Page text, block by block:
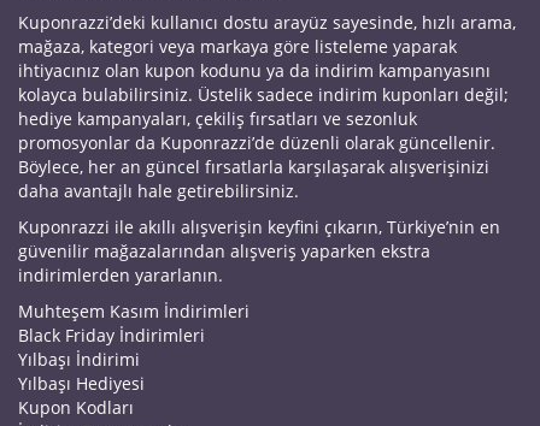
Kuponrazzi’deki kullanıcı dostu arayüz sayesinde, hızlı arama,
mağaza, kategori veya markaya göre listeleme yaparak
ihtiyacınız olan kupon kodunu ya da indirim kampanyasını
kolayca bulabilirsiniz. Üstelik sadece indirim kuponları değil;
hediye kampanyaları, çekiliş fırsatları ve sezonluk
promosyonlar da Kuponrazzi’de düzenli olarak güncellenir.
Böylece, her an güncel fırsatlarla karşılaşarak alışverişinizi
daha avantajlı hale getirebilirsiniz.
Kuponrazzi ile akıllı alışverişin keyfini çıkarın, Türkiye’nin en
güvenilir mağazalarından alışveriş yaparken ekstra
indirimlerden yararlanın.
Muhteşem Kasım İndirimleri
Black Friday İndirimleri
Yılbaşı İndirimi
Yılbaşı Hediyesi
Kupon Kodları